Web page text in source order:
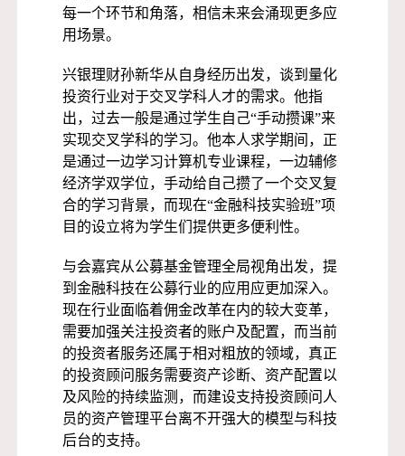
每一个环节和角落，相信未来会涌现更多应
用场景。
兴银理财孙新华从自身经历出发，谈到量化
投资行业对于交叉学科人才的需求。他指
出，过去一般是通过学生自己“手动攒课”来
实现交叉学科的学习。他本人求学期间，正
是通过一边学习计算机专业课程，一边辅修
经济学双学位，手动给自己攒了一个交叉复
合的学习背景，而现在“金融科技实验班”项
目的设立将为学生们提供更多便利性。
与会嘉宾从公募基金管理全局视角出发，提
到金融科技在公募行业的应用应更加深入。
现在行业面临着佣金改革在内的较大变革，
需要加强关注投资者的账户及配置，而当前
的投资者服务还属于相对粗放的领域，真正
的投资顾问服务需要资产诊断、资产配置以
及风险的持续监测，而建设支持投资顾问人
员的资产管理平台离不开强大的模型与科技
后台的支持。